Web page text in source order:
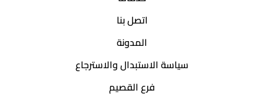
اتصل بنا
المدونة
سياسة الاستبدال والاسترجاع
فرع القصيم